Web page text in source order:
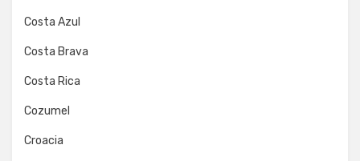
Costa Azul
Costa Brava
Costa Rica
Cozumel
Croacia